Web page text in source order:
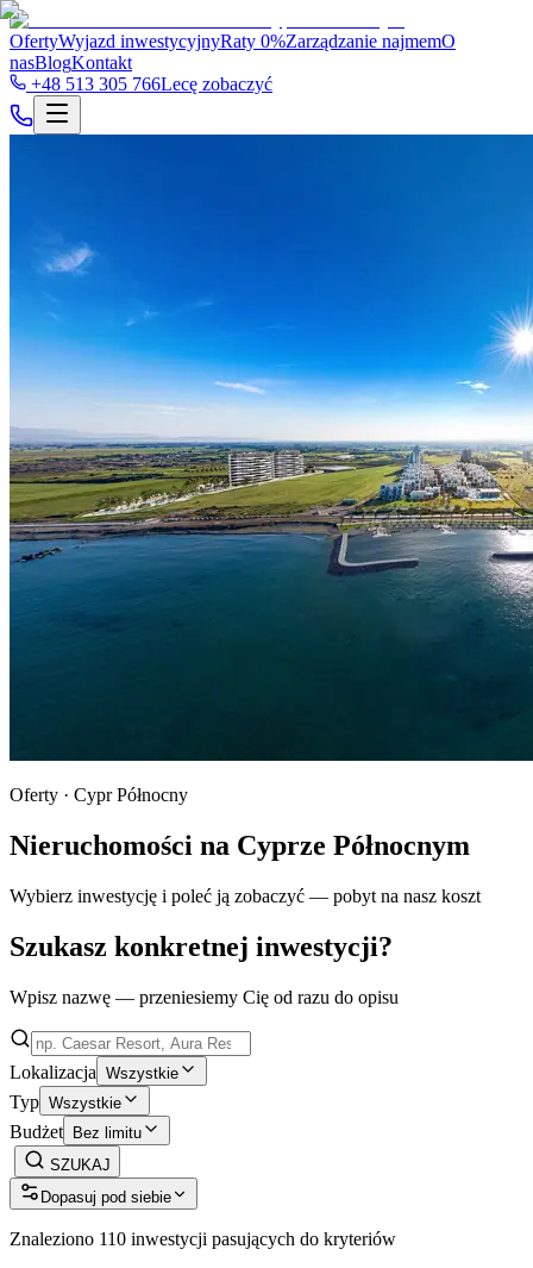
OfertyWyjazd inwestycyjnyRaty 0%Zarządzanie najmemO
nasBlogKontakt
+48 513 305 766Lecę zobaczyć
Oferty · Cypr Północny
Nieruchomości na Cyprze Północnym
Wybierz inwestycję i poleć ją zobaczyć — pobyt na nasz koszt
Szukasz konkretnej inwestycji?
Wpisz nazwę — przeniesiemy Cię od razu do opisu
Lokalizacja Wszystkie
Typ Wszystkie
Budżet Bez limitu
SZUKAJ
Dopasuj pod siebie
Znaleziono 110 inwestycji pasujących do kryteriów